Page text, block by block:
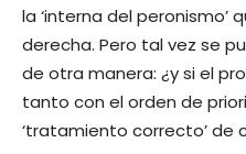
la ‘interna del peronismo’
derecha. Pero tal vez se
de otra manera: ¿y si el
tanto con el orden de
‘tratamiento correcto’de